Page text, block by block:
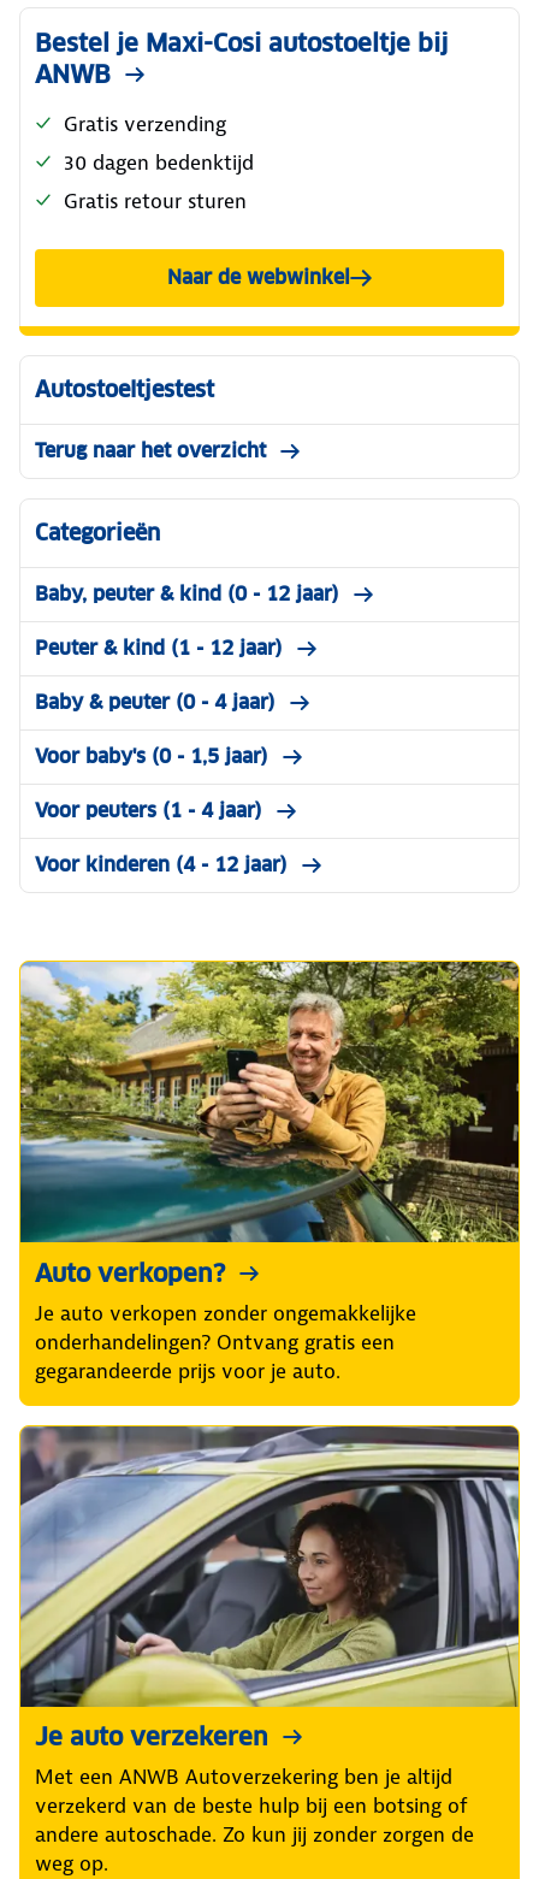
Bestel je Maxi-Cosi autostoeltje bij
ANWB
Gratis verzending
30 dagen bedenktijd
Gratis retour sturen
Naar de webwinkel
Autostoeltjestest
Terug naar het overzicht
Categorieën
Baby, peuter & kind (0 - 12 jaar)
Peuter & kind (1 - 12 jaar)
Baby & peuter (0 - 4 jaar)
Voor baby's (0 - 1,5 jaar)
Voor peuters (1 - 4 jaar)
Voor kinderen (4 - 12 jaar)
Auto verkopen?
Je auto verkopen zonder ongemakkelijke
onderhandelingen? Ontvang gratis een
gegarandeerde prijs voor je auto.
Je auto verzekeren
Met een ANWB Autoverzekering ben je altijd
verzekerd van de beste hulp bij een botsing of
andere autoschade. Zo kun jij zonder zorgen de
weg op.